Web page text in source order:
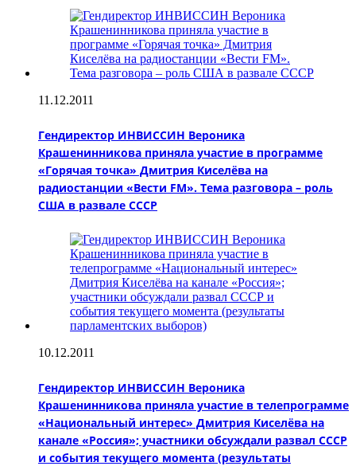
11.12.2011
Гендиректор ИНВИССИН Вероника
Крашенинникова приняла участие в программе
«Горячая точка» Дмитрия Киселёва на
радиостанции «Вести FM». Тема разговора – роль
США в развале СССР
10.12.2011
Гендиректор ИНВИССИН Вероника
Крашенинникова приняла участие в телепрограмме
«Национальный интерес» Дмитрия Киселёва на
канале «Россия»; участники обсуждали развал СССР
и события текущего момента (результаты